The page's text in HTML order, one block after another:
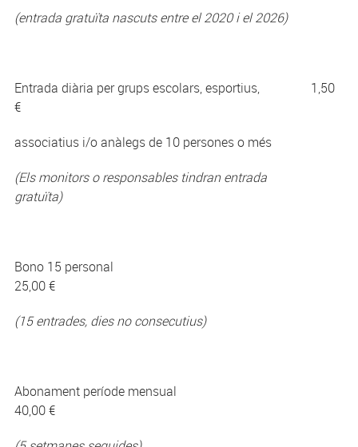
(entrada gratuïta nascuts entre el 2020 i el 2026)
Entrada diària per grups escolars, esportius, 1,50
€
associatius i/o anàlegs de 10 persones o més
(Els monitors o responsables tindran entrada
gratuïta)
Bono 15 personal
25,00 €
(15 entrades, dies no consecutius)
Abonament període mensual
40,00 €